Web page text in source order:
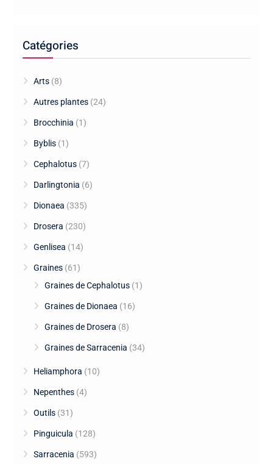
Catégories
Arts (8)
Autres plantes (24)
Brocchinia (1)
Byblis (1)
Cephalotus (7)
Darlingtonia (6)
Dionaea (335)
Drosera (230)
Genlisea (14)
Graines (61)
Graines de Cephalotus (1)
Graines de Dionaea (16)
Graines de Drosera (8)
Graines de Sarracenia (34)
Heliamphora (10)
Nepenthes (4)
Outils (31)
Pinguicula (128)
Sarracenia (593)